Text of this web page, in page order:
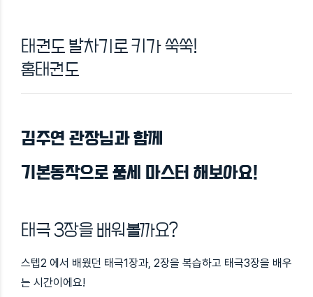
태권도 발차기로 키가 쑥쑥!
홈태권도
김주연 관장님과 함께
기본동작으로 품세 마스터 해보아요!
태극 3장을 배워볼까요?
스텝2 에서 배웠던 태극1장과, 2장을 복습하고 태극3장을 배우
는 시간이에요!